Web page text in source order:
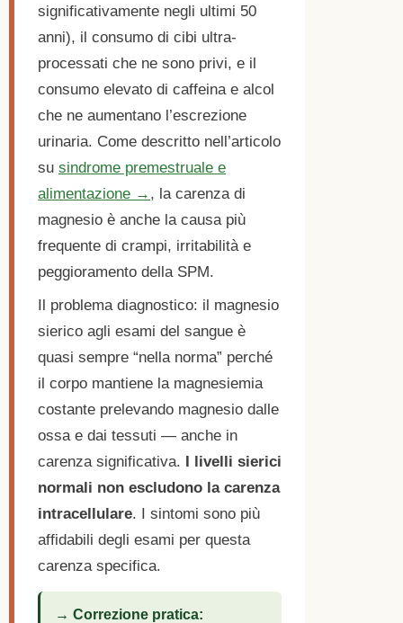
significativamente negli ultimi 50
anni), il consumo di cibi ultra-
processati che ne sono privi, e il
consumo elevato di caffeina e alcol
che ne aumentano l’escrezione
urinaria. Come descritto nell’articolo
su sindrome premestruale e
alimentazione → , la carenza di
magnesio è anche la causa più
frequente di crampi, irritabilità e
peggioramento della SPM.
Il problema diagnostico: il magnesio
sierico agli esami del sangue è
quasi sempre “nella norma” perché
il corpo mantiene la magnesiemia
costante prelevando magnesio dalle
ossa e dai tessuti — anche in
carenza significativa. I livelli sierici
normali non escludono la carenza
intracellulare. I sintomi sono più
affidabili degli esami per questa
carenza specifica.
→ Correzione pratica: